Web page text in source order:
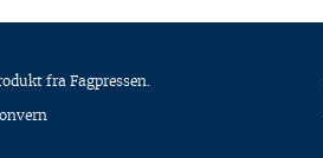
fra Fagpressen.